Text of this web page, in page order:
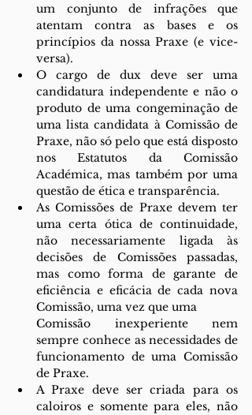
um conjunto de infrações que
atentam contra as bases e os
princípios da nossa Praxe (e vice-
versa).
O cargo de dux deve ser uma
candidatura independente e não o
produto de uma congeminação de
uma lista candidata à Comissão de
Praxe, não só pelo que está disposto
nos Estatutos da Comissão
Académica, mas também por uma
questão de ética e transparência.
As Comissões de Praxe devem ter
uma certa ótica de continuidade,
não necessariamente ligada às
decisões de Comissões passadas,
mas como forma de garante de
eficiência e eficácia de cada nova
Comissão, uma vez que uma
Comissão inexperiente nem
sempre conhece as necessidades de
funcionamento de uma Comissão
de Praxe.
A Praxe deve ser criada para os
caloiros e somente para eles, não